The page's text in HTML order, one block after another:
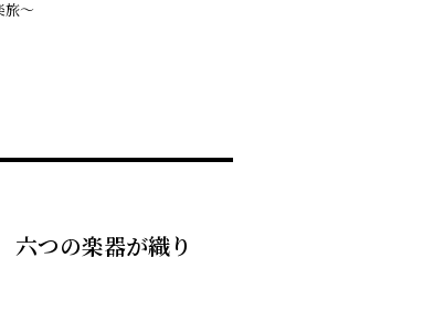
旅～
つの楽器が織り